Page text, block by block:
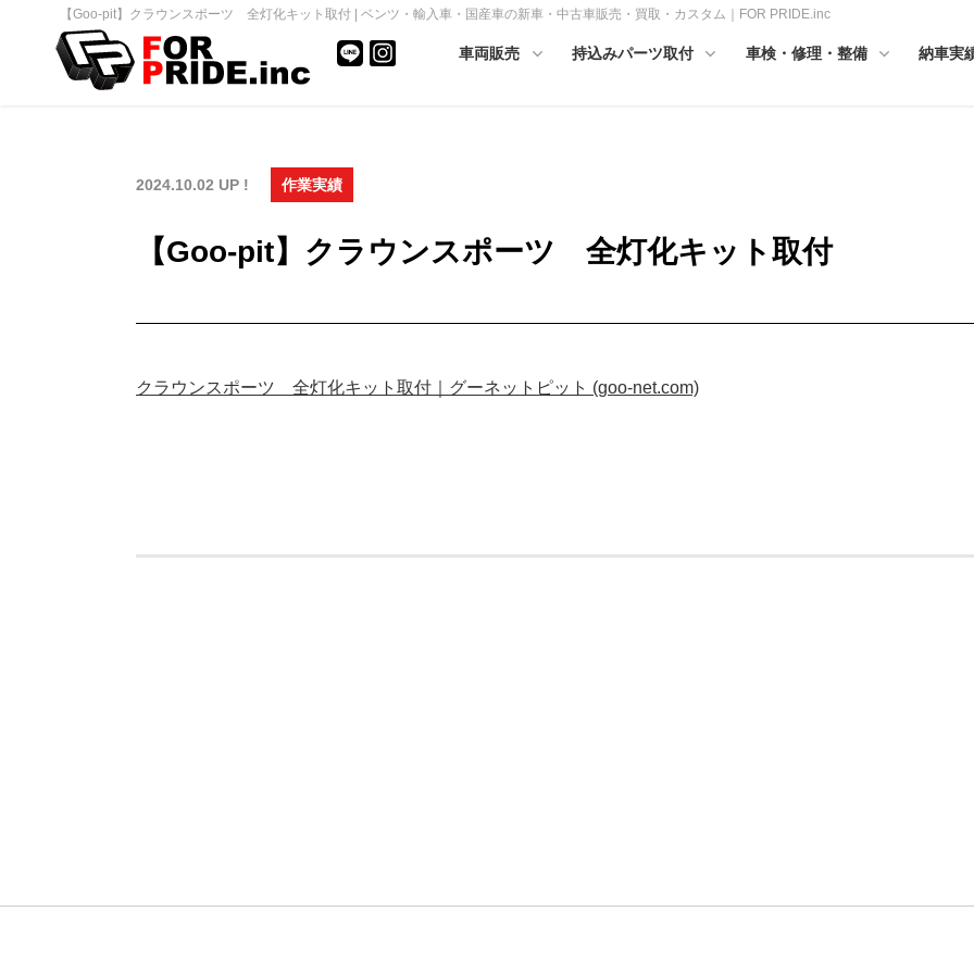
【Goo-pit】クラウンスポーツ 全灯化キット取付 | ベンツ・輸入車・国産車の新車・中古車販売・買取・カスタム｜FOR PRIDE.inc
車両販売 持込みパーツ取付 車検・修理・整備 納車実
2024.10.02 UP ! 作業実績
【Goo-pit】クラウンスポーツ 全灯化キット取付
クラウンスポーツ 全灯化キット取付｜グーネットピット (goo-net.com)